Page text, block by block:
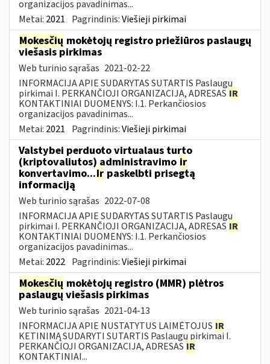
organizacijos pavadinimas...
Metai: 2021 Pagrindinis:Viešieji pirkimai
Mokesčių mokėtojų registro priežiūros paslaugų
viešasis pirkimas
Web turinio sąrašas 2021-02-22
INFORMACIJA APIE SUDARYTAS SUTARTIS Paslaugų
pirkimai I. PERKANČIOJI ORGANIZACIJA, ADRESAS IR
KONTAKTINIAI DUOMENYS: I.1. Perkančiosios
organizacijos pavadinimas...
Metai: 2021 Pagrindinis:Viešieji pirkimai
Valstybei perduoto virtualaus turto
(kriptovaliutos) administravimo ir
konvertavimo...Ir paskelbti prisegtą
informaciją
Web turinio sąrašas 2022-07-08
INFORMACIJA APIE SUDARYTAS SUTARTIS Paslaugų
pirkimai I. PERKANČIOJI ORGANIZACIJA, ADRESAS IR
KONTAKTINIAI DUOMENYS: I.1. Perkančiosios
organizacijos pavadinimas...
Metai: 2022 Pagrindinis:Viešieji pirkimai
Mokesčių mokėtojų registro (MMR) plėtros
paslaugų viešasis pirkimas
Web turinio sąrašas 2021-04-13
INFORMACIJA APIE NUSTATYTUS LAIMĖTOJUS IR
KETINIMĄ SUDARYTI SUTARTIS Paslaugų pirkimai I.
PERKANČIOJI ORGANIZACIJA, ADRESAS IR
KONTAKTINIAI...